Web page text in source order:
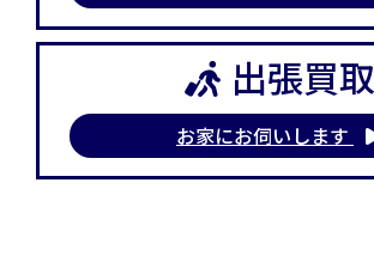
出張買取
お家にお伺いします